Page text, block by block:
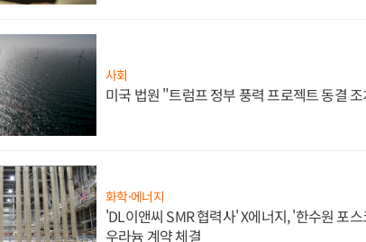
사회
미국 법원 "트럼프 정부 풍력 프로젝트 동결
화학·에너지
'DL이앤씨 SMR 협력사' X에너지, '한수원 포
우라늄 계약 체결